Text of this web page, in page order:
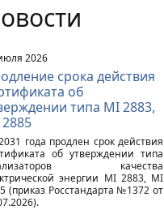
2026
срока действия
об
типа MI 2883,
года продлен срок действия
об утверждении типа
качества
энергии MI 2883, MI
(приказ Росстандарта №1372 от